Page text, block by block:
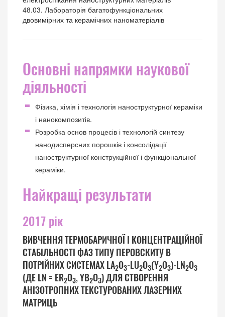
48.03. Лабораторія багатофункціональних
двовимірних та керамічних наноматеріалів
Основні напрямки наукової
діяльності
Фізика, хімія і технологія наноструктурної кераміки
і нанокомпозитів.
Розробка основ процесів і технологій синтезу
нанодисперсних порошків і консолідації
наноструктурної конструкційної і функціональної
кераміки.
Найкращі результати
2017 рік
ВИВЧЕННЯ ТЕРМОБАРИЧНОЇ І КОНЦЕНТРАЦІЙНОЇ
СТАБІЛЬНОСТІ ФАЗ ТИПУ ПЕРОВСКИТУ В
ПОТРІЙНИХ СИСТЕМАХ LA2O3-LU2O3(Y2O3)-LN2O3
(ДЕ LN = ER2O3, YB2O3) ДЛЯ СТВОРЕННЯ
АНІЗОТРОПНИХ ТЕКСТУРОВАНИХ ЛАЗЕРНИХ
МАТРИЦЬ